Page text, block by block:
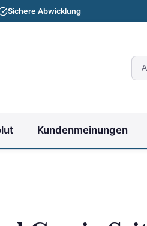
Sichere Abwicklung
Kundenmeinungen